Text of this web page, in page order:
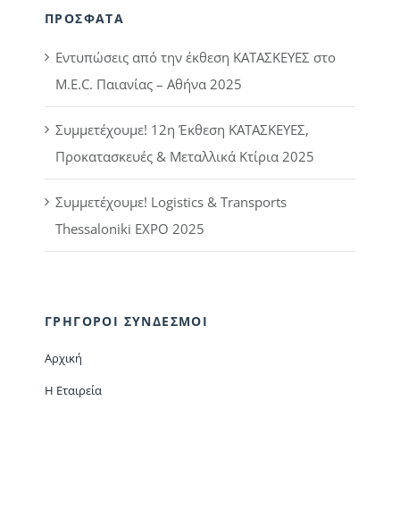
ΠΡΟΣΦΑΤΑ
Εντυπώσεις από την έκθεση ΚΑΤΑΣΚΕΥΕΣ στο
M.E.C. Παιανίας – Αθήνα 2025
Συμμετέχουμε! 12η Έκθεση ΚΑΤΑΣΚΕΥΕΣ,
Προκατασκευές & Μεταλλικά Κτίρια 2025
Συμμετέχουμε! Logistics & Transports
Thessaloniki EXPO 2025
ΓΡΗΓΟΡΟΙ ΣΥΝΔΕΣΜΟΙ
Αρχική
Η Εταιρεία